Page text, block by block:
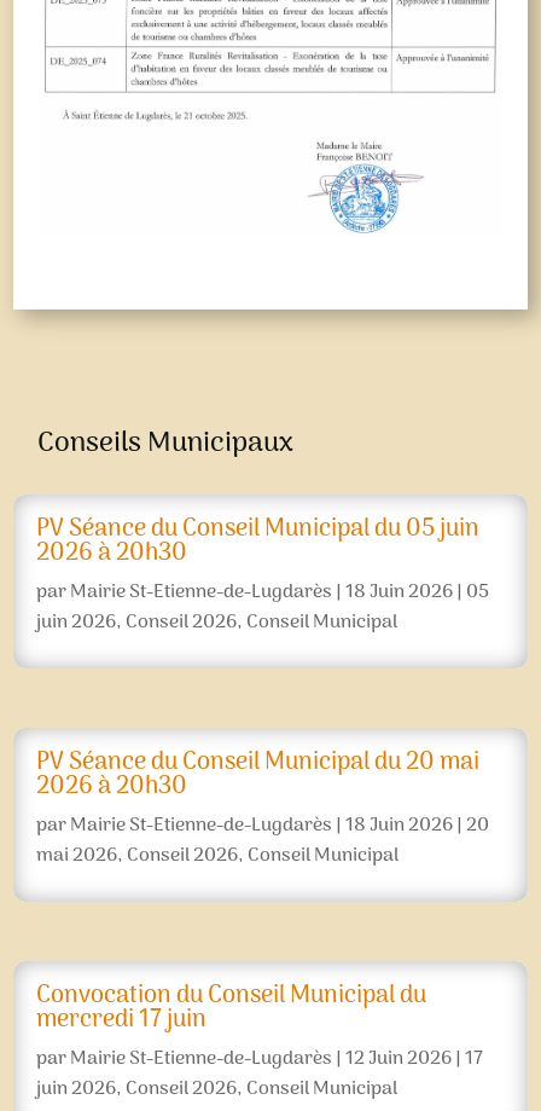
Conseils Municipaux
PV Séance du Conseil Municipal du 05 juin
2026 à 20h30
parMairie St-Etienne-de-Lugdarès|18 Juin 2026| 05
juin 2026, Conseil 2026, Conseil Municipal
PV Séance du Conseil Municipal du 20 mai
2026 à 20h30
parMairie St-Etienne-de-Lugdarès|18 Juin 2026|20
mai 2026, Conseil 2026, Conseil Municipal
Convocation du Conseil Municipal du
mercredi 17 juin
parMairie St-Etienne-de-Lugdarès|12 Juin 2026|17
juin 2026, Conseil 2026, Conseil Municipal